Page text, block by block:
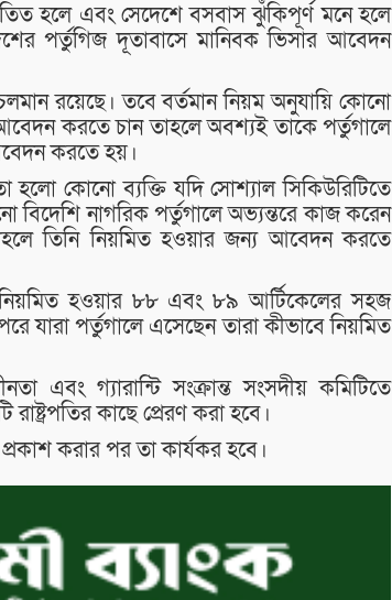
হলে এবং সেদেশে বসবাস ঝুঁকিপূর্ণ মনে হলে
পর্তুগিজ দূতাবাসে মানিবক ভিসার আবেদন
রয়েছে। তবে বর্তমান নিয়ম অনুযায়ি কোনো
আবেদন করতে চান তাহলে অবশ্যই তাকে পর্তুগালে
করতে হয়।
কোনো ব্যক্তি যদি সোশ্যাল সিকিউরিটিতে
বিদেশি নাগরিক পর্তুগালে অভ্যন্তরে কাজ করেন
তিনি নিয়মিত হওয়ার জন্য আবেদন করতে
হওয়ার ৮৮ এবং ৮৯ আর্টিকেলের সহজ
পর্তুগালে এসেছেন তারা কীভাবে নিয়মিত
এবং গ্যারান্টি সংক্রান্ত সংসদীয় কমিটিতে
কাছে প্রেরণ করা হবে।
করার পর তা কার্যকর হবে।